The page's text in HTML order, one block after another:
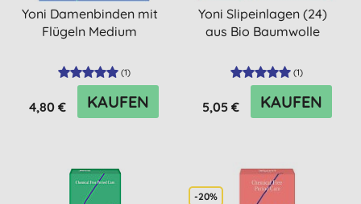
Yoni Damenbinden mit
Flügeln Medium
(1)
4,80 € KAUFEN
Yoni Slipeinlagen (24)
aus Bio Baumwolle
(1)
5,05 € KAUFEN
-20%